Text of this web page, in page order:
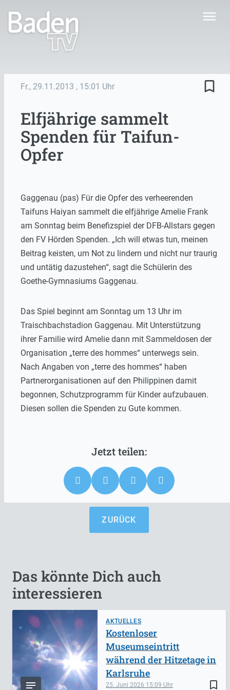
menu
Fr., 29.11.2013 , 15:01 Uhr bookmark_border
Elfjährige sammelt
Spenden für Taifun-
Opfer
Gaggenau (pas) Für die Opfer des verheerenden
Taifuns Haiyan sammelt die elfjährige Amelie Frank
am Sonntag beim Benefizspiel der DFB-Allstars gegen
den FV Hörden Spenden. „Ich will etwas tun, meinen
Beitrag keisten, um Not zu lindern und nicht nur traurig
und untätig dazustehen“, sagt die Schülerin des
Goethe-Gymnasiums Gaggenau.
Das Spiel beginnt am Sonntag um 13 Uhr im
Traischbachstadion Gaggenau. Mit Unterstützung
ihrer Familie wird Amelie dann mit Sammeldosen der
Organisation „terre des hommes“ unterwegs sein.
Nach Angaben von „terre des hommes“ haben
Partnerorganisationen auf den Philippinen damit
begonnen, Schutzprogramm für Kinder aufzubauen.
Diesen sollen die Spenden zu Gute kommen.
ZURÜCK
Das könnte Dich auch
interessieren
AKTUELLES
bookmark_border
25. Juni 2026 15:09
Kostenloser
Museumseintritt
während der Hitzetage in
Karlsruhe